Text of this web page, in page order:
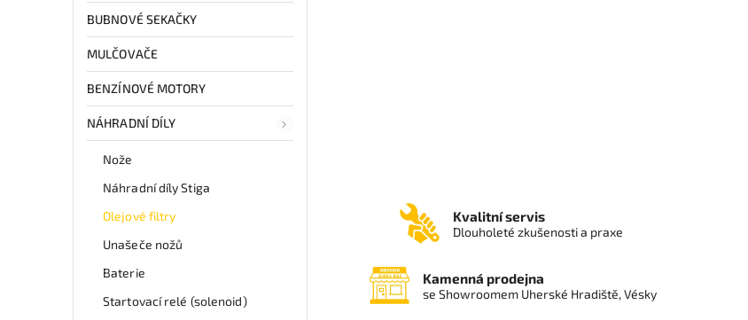
BUBNOVÉ SEKAČKY
MULČOVAČE
BENZÍNOVÉ MOTORY
NÁHRADNÍ DÍLY
Nože
Náhradní díly Stiga
Olejové filtry
Unašeče nožů
Baterie
Startovací relé (solenoid)
Kvalitní servis
Dlouholeté zkušenosti a praxe
Kamenná prodejna
se Showroomem Uherské Hradiště, Vésky